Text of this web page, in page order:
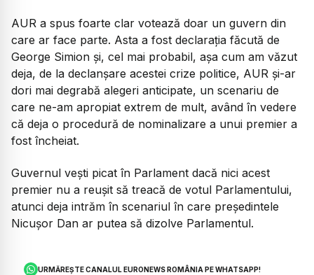
AUR a spus foarte clar votează doar un guvern din
care ar face parte. Asta a fost declarația făcută de
George Simion și, cel mai probabil, așa cum am văzut
deja, de la declanșare acestei crize politice, AUR și-ar
dori mai degrabă alegeri anticipate, un scenariu de
care ne-am apropiat extrem de mult, având în vedere
că deja o procedură de nominalizare a unui premier a
fost încheiat.
Guvernul vești picat în Parlament dacă nici acest
premier nu a reușit să treacă de votul Parlamentului,
atunci deja intrăm în scenariul în care președintele
Nicușor Dan ar putea să dizolve Parlamentul.
URMĂREȘTE CANALUL EURONEWS ROMÂNIA PE WHATSAPP!